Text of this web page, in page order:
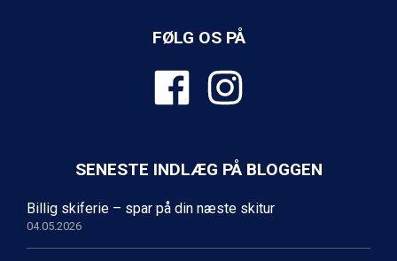
Arabba fra DKK 7.045
La Thuile fra DKK 4.595
Val Thorens fra DKK 5.395
Cervinia fra DKK 5.295
Sölden fra DKK 8.445
Saalbach fra DKK 5.945
Sestriere fra DKK 4.395
Fieberbrunn fra DKK 6.145
Wagrain fra DKK 4.645
FØLG OS PÅ
SENESTE INDLÆG PÅ BLOGGEN
Billig skiferie – spar på din næste skitur
04.05.2026